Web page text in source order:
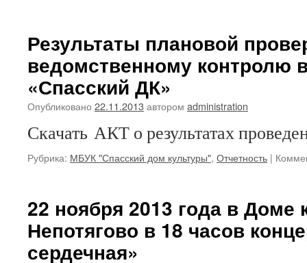
на
Результаты плановой
ведомственному контролю
«Спасский ДК»
Опубликовано 22.11.2013автором administration
Скачать АКТ о результатах
Рубрика: МБУК "Спасский дом культуры", Отчетность |
22 ноября 2013 года в Доме
Непотягово в 18 часов
сердечная»